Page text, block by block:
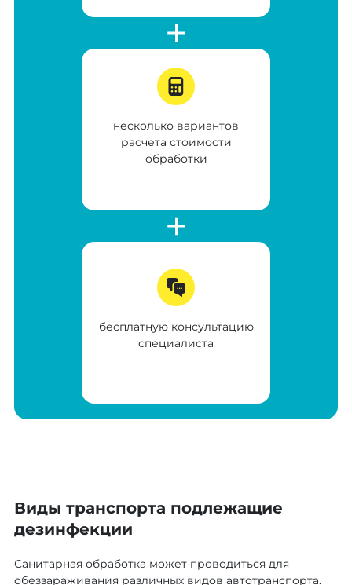
несколько вариантов
расчета стоимости
обработки
бесплатную консультацию
специалиста
Виды транспорта подлежащие
дезинфекции
Санитарная обработка может проводиться для
обеззараживания различных видов автотранспорта.